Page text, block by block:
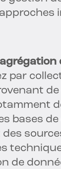
par
bases
de